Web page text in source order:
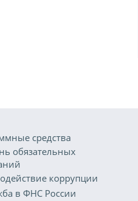
средства
обязательных
коррупции
в ФНС России